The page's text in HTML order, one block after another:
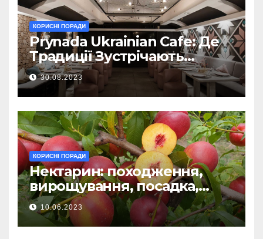
КОРИСНІ ПОРАДИ
Prynada Ukrainian Cafe: Де
Традиції Зустрічають
Сучасність у Дизайні та
Смаках
30.08.2023
КОРИСНІ ПОРАДИ
Нектарин: походження,
вирощування, посадка,
хвороби, догляд
10.06.2023